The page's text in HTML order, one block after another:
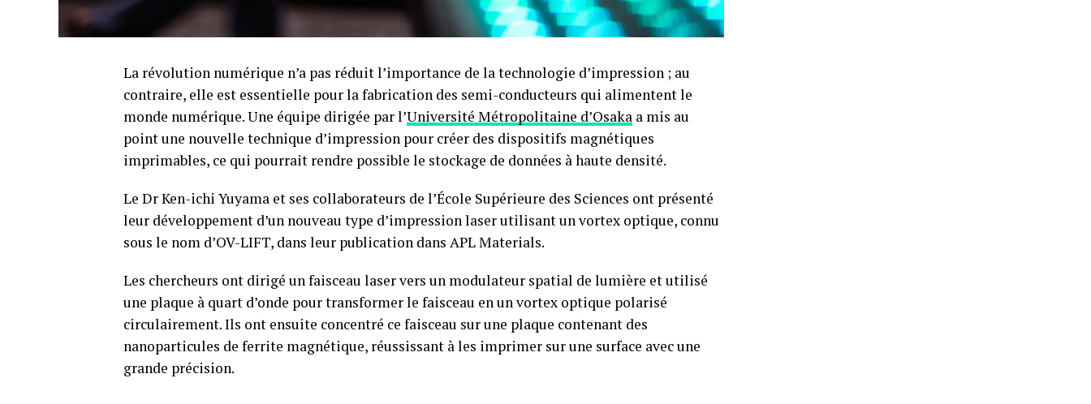
La révolution numérique n’a pas réduit l’importance de la technologie d’impression ; au
contraire, elle est essentielle pour la fabrication des semi-conducteurs qui alimentent le
monde numérique. Une équipe dirigée par l’Université Métropolitaine d’Osaka a mis au
point une nouvelle technique d’impression pour créer des dispositifs magnétiques
imprimables, ce qui pourrait rendre possible le stockage de données à haute densité.
Le Dr Ken-ichi Yuyama et ses collaborateurs de l’École Supérieure des Sciences ont présenté
leur développement d’un nouveau type d’impression laser utilisant un vortex optique, connu
sous le nom d’OV-LIFT, dans leur publication dans APL Materials.
Les chercheurs ont dirigé un faisceau laser vers un modulateur spatial de lumière et utilisé
une plaque à quart d’onde pour transformer le faisceau en un vortex optique polarisé
circulairement. Ils ont ensuite concentré ce faisceau sur une plaque contenant des
nanoparticules de ferrite magnétique, réussissant à les imprimer sur une surface avec une
grande précision.